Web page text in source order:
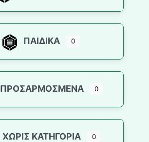
ΠΑΙΔΙΚΆ 0
ΠΡΟΣΑΡΜΟΣΜΈΝΑ 0
ΧΩΡΊΣ ΚΑΤΗΓΟΡΊΑ 0